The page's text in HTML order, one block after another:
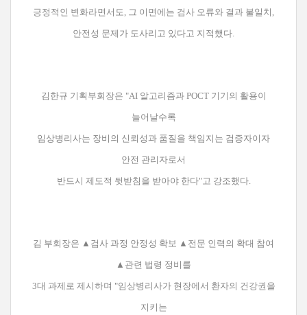
긍정적인 변화라면서도, 그 이면에는 검사 오류와 결과 불일치,
안전성 문제가 도사리고 있다고 지적했다.
김한규 기획부회장은 "AI 알고리즘과 POCT 기기의 활용이
늘어날수록
임상병리사는 장비의 신뢰성과 품질을 책임지는 검증자이자
안전 관리자로서
반드시 제도적 뒷받침을 받아야 한다"고 강조했다.
김 부회장은 ▲검사 과정 안정성 확보 ▲전문 인력의 확대 참여
▲관련 법령 정비를
3대 과제로 제시하며 "임상병리사가 현장에서 환자의 건강권을
지키는